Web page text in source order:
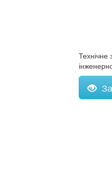
Технічне